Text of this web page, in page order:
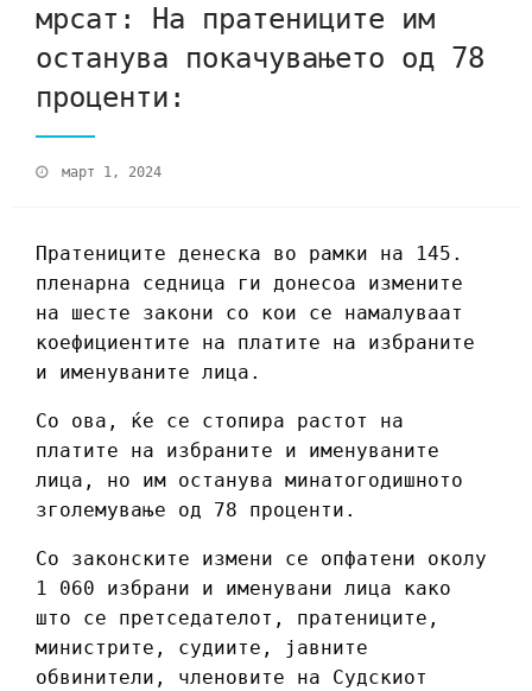
мрсат: На пратениците им
останува покачувањето од 78
проценти:
март 1, 2024
Пратениците денеска во рамки на 145.
пленарна седница ги донесоа измените
на шесте закони со кои се намалуваат
коефициентите на платите на избраните
и именуваните лица.
Со ова, ќе се стопира растот на
платите на избраните и именуваните
лица, но им останува минатогодишното
зголемување од 78 проценти.
Со законските измени се опфатени околу
1 060 избрани и именувани лица како
што се претседателот, пратениците,
министрите, судиите, јавните
обвинители, членовите на Судскиот